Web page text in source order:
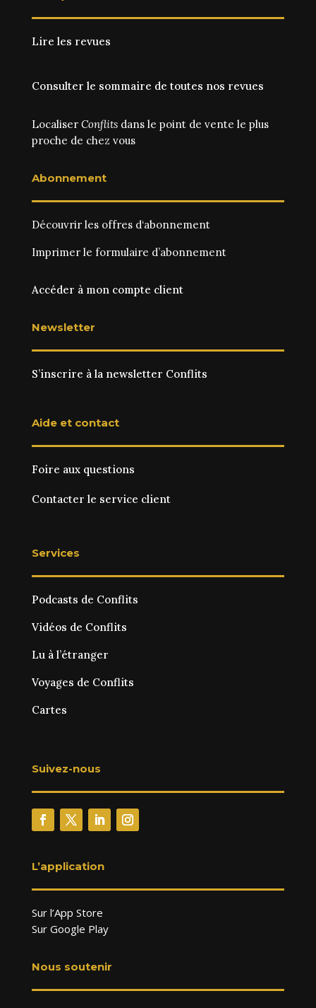
Lire les revues
Consulter le sommaire de toutes nos revues
Localiser Conflitsdans le point de vente le plus
proche de chez vous
Abonnement
Découvrir les offres d‘abonnement
Imprimer le formulaire d’abonnement
Accéder à mon compte client
Newsletter
S’inscrire à la newsletter Conflits
Aide et contact
Foire aux questions
Contacter le service client
Services
Podcasts de Conflits
Vidéos de Conflits
Lu à l’étranger
Voyages de Conflits
Cartes
Suivez-nous
L’application
Sur l’App Store
Sur Google Play
Nous soutenir